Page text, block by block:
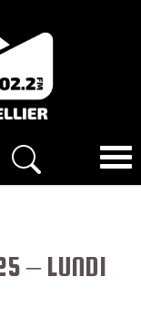
– LUNDI